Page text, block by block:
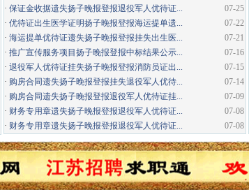
07-25
· 保证金收据遗失扬子晚报登报退役军人优待证...
07-22
· 优待证出生医学证明扬子晚报登报海运提单遗...
07-21
· 海运提单优待证遗失扬子晚报登报挂失出生医...
07-16
· 推广宣传服务项目扬子晚报登报中标结果公示...
07-15
· 退役军人优待证挂失扬子晚报登报消防员证出...
07-14
· 购房合同遗失扬子晚报登报挂失退役军人优待...
07-09
· 购房合同遗失扬子晚报登报退役军人优待证挂...
07-08
· 财务专用章遗失扬子晚报登报退役军人优待证...
07-08
· 财务专用章遗失扬子晚报登报退役军人优待证...